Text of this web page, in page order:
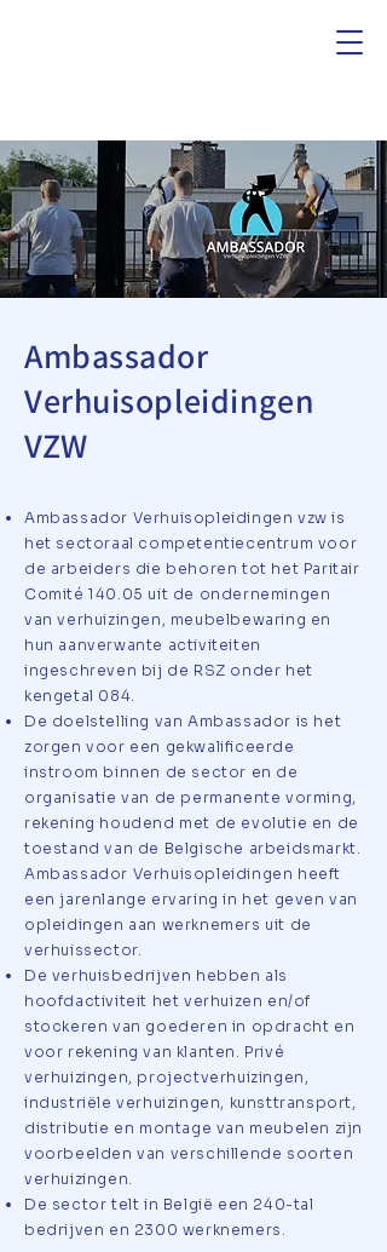
Ambassador
Verhuisopleidingen
VZW
Ambassador Verhuisopleidingen vzw is
het sectoraal competentiecentrum voor
de arbeiders die behoren tot het Paritair
Comité 140.05 uit de ondernemingen
van verhuizingen, meubelbewaring en
hun aanverwante activiteiten
ingeschreven bij de RSZ onder het
kengetal 084.
De doelstelling van Ambassador is het
zorgen voor een gekwalificeerde
instroom binnen de sector en de
organisatie van de permanente vorming,
rekening houdend met de evolutie en de
toestand van de Belgische arbeidsmarkt.
Ambassador Verhuisopleidingen heeft
een jarenlange ervaring in het geven van
opleidingen aan werknemers uit de
verhuissector.
De verhuisbedrijven hebben als
hoofdactiviteit het verhuizen en/of
stockeren van goederen in opdracht en
voor rekening van klanten. Privé
verhuizingen, projectverhuizingen,
industriële verhuizingen, kunsttransport,
distributie en montage van meubelen zijn
voorbeelden van verschillende soorten
verhuizingen.
De sector telt in België een 240-tal
bedrijven en 2300 werknemers.